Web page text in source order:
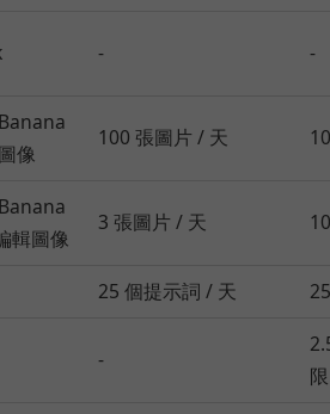
- -
像
100 張圖片 / 天
輯圖像
3 張圖片 / 天
25 個提示詞 / 天
-
限